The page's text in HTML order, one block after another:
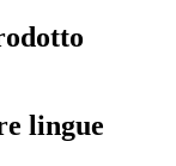
lingue